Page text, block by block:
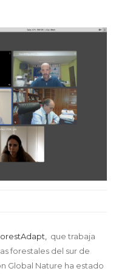
que trabaja
forestales del sur de
Global Nature ha estado